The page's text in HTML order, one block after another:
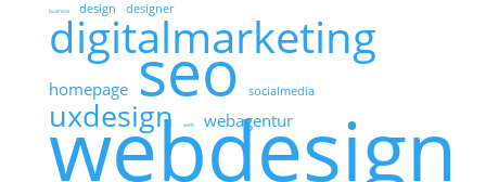
business design designer
digitalmarketing
homepage seo socialmedia
uxdesign web webagentur
webdesign